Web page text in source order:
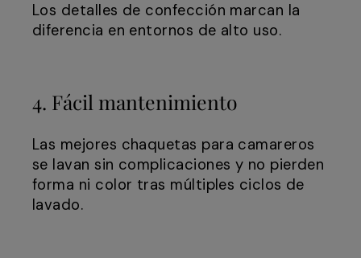
Los detalles de confección marcan la
diferencia en entornos de alto uso.
4. Fácil mantenimiento
Las mejores chaquetas para camareros
se lavan sin complicaciones y no pierden
forma ni color tras múltiples ciclos de
lavado.